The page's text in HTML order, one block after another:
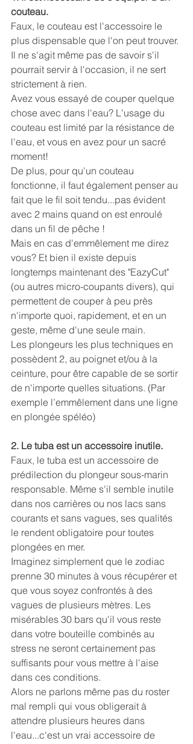
couteau.
Faux, le couteau est l'accessoire le
plus dispensable que l'on peut trouver.
Il ne s'agit même pas de savoir s'il
pourrait servir à l'occasion, il ne sert
strictement à rien.
Avez vous essayé de couper quelque
chose avec dans l'eau? L'usage du
couteau est limité par la résistance de
l'eau, et vous en avez pour un sacré
moment!
De plus, pour qu'un couteau
fonctionne, il faut également penser au
fait que le fil soit tendu...pas évident
avec 2 mains quand on est enroulé
dans un fil de pêche !
Mais en cas d'emmêlement me direz
vous? Et bien il existe depuis
longtemps maintenant des "EazyCut"
(ou autres micro-coupants divers), qui
permettent de couper à peu près
n'importe quoi, rapidement, et en un
geste, même d'une seule main.
Les plongeurs les plus techniques en
possèdent 2, au poignet et/ou à la
ceinture, pour être capable de se sortir
de n'importe quelles situations. (Par
exemple l’emmêlement dans une ligne
en plongée spéléo)
2. Le tuba est un accessoire inutile.
Faux, le tuba est un accessoire de
prédilection du plongeur sous-marin
responsable. Même s'il semble inutile
dans nos carrières ou nos lacs sans
courants et sans vagues, ses qualités
le rendent obligatoire pour toutes
plongées en mer.
Imaginez simplement que le zodiac
prenne 30 minutes à vous récupérer et
que vous soyez confrontés à des
vagues de plusieurs mètres. Les
misérables 30 bars qu'il vous reste
dans votre bouteille combinés au
stress ne seront certainement pas
suffisants pour vous mettre à l'aise
dans ces conditions.
Alors ne parlons même pas du roster
mal rempli qui vous obligerait à
attendre plusieurs heures dans
l'eau...c'est un vrai accessoire de